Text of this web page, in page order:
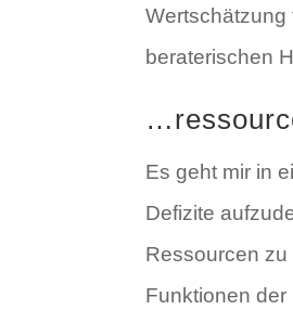
beraterischen
Es geht mir in
Defizite
Ressourcen zu
Funktionen